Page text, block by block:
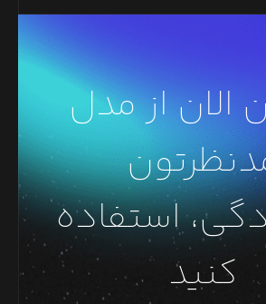
الان از مدل
استفاده
کنید